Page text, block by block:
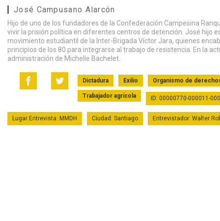
José Campusano Alarcón
Hijo de uno de los fundadores de la Confederación Campesina
vivir la prisión política en diferentes centros de detención. José hijo
movimiento estudiantil de la Inter-Brigada Víctor Jara, quienes
principios de los 80 para integrarse al trabajo de resistencia. En la
administración de Michelle Bachelet.
Dictadura Exilio Organismo de
Trabajador agrícola ID: 00000770-000011-
Lugar Entrevista: MMDH Ciudad: Santiago Entrevistador: Walter